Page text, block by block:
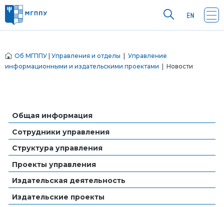
Об МГППУ Управления и отделы
Управление
информационными и издательскими проектами | Новости
Общая информация
Сотрудники управления
Структура управления
Проекты управления
Издательская деятельность
Издательские проекты